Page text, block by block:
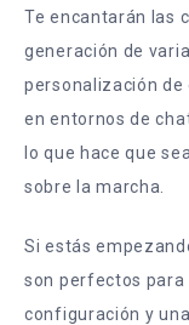
Te encantarán las
generación de
personalización
en entornos de
lo que hace que
sobre la marcha.
Si estás
son perfectos
configuración y